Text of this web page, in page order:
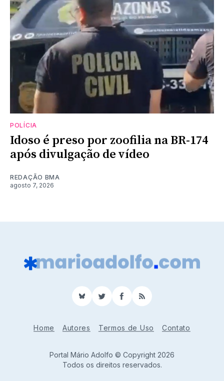
POLÍCIA
Idoso é preso por zoofilia na BR-174
após divulgação de vídeo
REDAÇÃO BMA
agosto 7, 2026
BlueSkyTwitterFacebook
RSS
Home Autores Termos de Uso Contato
Portal Mário Adolfo © Copyright 2026
Todos os direitos reservados.